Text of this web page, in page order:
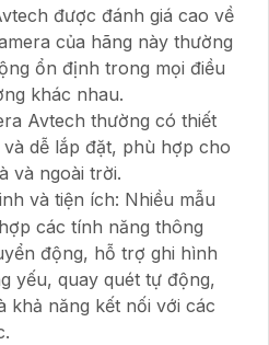
được đánh giá cao về
của hãng này thường
ổn định trong mọi điều
khác nhau.
Avtech thường có thiết
dễ lắp đặt, phù hợp cho
và ngoài trời.
và tiện ích: Nhiều mẫu
các tính năng thông
động, hỗ trợ ghi hình
yếu, quay quét tự động,
khả năng kết nối với các